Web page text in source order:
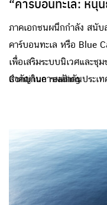
นิเวศและชุมชน
ภาคเอกชนผนึกกำลัง สนับ
คาร์บอนทะเล หรือ Blue
เพื่อเสริมระบบนิเวศและชุ
สำคัญในการผลักดันประเท
ระหว่างประเทศเพื่อการ
องค์กรภาคีเครือข่าย ภา
Alliance ในงาน Blue
หนุนธุรกิจสู่ Net Zero เส
แรกในประเทศไทยที่มีกา
Continue reading